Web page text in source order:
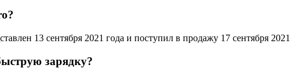
13 сентября 2021 года и поступил в продажу 17 сентября 2021
зарядку?